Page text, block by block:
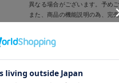
異なる場合がございます。予めご
また、商品の機能説明の為、完
す。 販売中のカラーにつきま
※商品画像・イ
このアイテムのお気に入り登
り商品を確認する